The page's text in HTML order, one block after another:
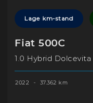
Lage km-stand
Fiat 500C
1.0 Hybrid Dolcevita
2022 - 37.362 km